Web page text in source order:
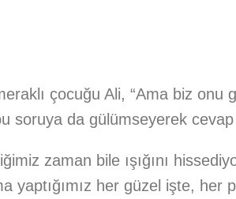
çocuğu Ali, “Ama biz
soruya da gülümseyerek
zaman bile ışığını
yaptığımız her güzel işte, her